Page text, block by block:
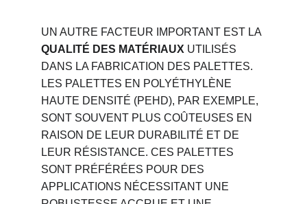
UN AUTRE FACTEUR IMPORTANT EST LA
QUALITÉ DES MATÉRIAUX UTILISÉS
DANS LA FABRICATION DES PALETTES.
LES PALETTES EN POLYÉTHYLÈNE
HAUTE DENSITÉ (PEHD), PAR EXEMPLE,
SONT SOUVENT PLUS COÛTEUSES EN
RAISON DE LEUR DURABILITÉ ET DE
LEUR RÉSISTANCE. CES PALETTES
SONT PRÉFÉRÉES POUR DES
APPLICATIONS NÉCESSITANT UNE